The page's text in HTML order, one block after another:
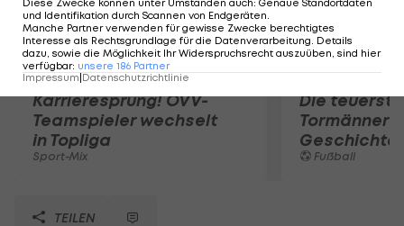
Karrieresprung! ÖVV-
Teamspieler wechselt
in Topliga
Sport-Mix
Die
Tormänner
Geschichte
Fußball
TEILEN
Diese Zwecke können unter Umständen auch: Genaue Standortdaten
und Identifikation durch Scannen von Endgeräten.
Manche Partner verwenden für gewisse Zwecke berechtigtes
Interesse als Rechtsgrundlage für die Datenverarbeitung. Details
dazu, sowie die Möglichkeit Ihr Widerspruchsrecht auszuüben, sind hier
verfügbar: unsere 186 Partner
Impressum Datenschutzrichtlinie